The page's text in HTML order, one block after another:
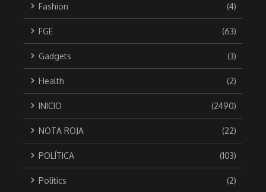
Fashion (4)
FGE (63)
Gadgets (3)
Health (2)
INICIO (2490)
NOTA ROJA (22)
POLÍTICA (103)
Politics (2)